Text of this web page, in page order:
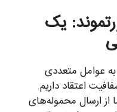
یک
عوامل متعددی
اعتقاد داریم.
از ارسال محموله‌های